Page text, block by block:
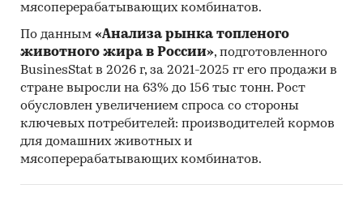
мясоперерабатывающих комбинатов.
По данным «Анализа рынка топленого
животного жира в России», подготовленного
BusinesStat в 2026 г, за 2021-2025 гг его продажи в
стране выросли на 63% до 156 тыс тонн. Рост
обусловлен увеличением спроса со стороны
ключевых потребителей: производителей кормов
для домашних животных и
мясоперерабатывающих комбинатов.